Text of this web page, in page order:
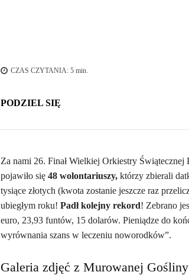
CZAS CZYTANIA: 5 min.
PODZIEL SIĘ
Za nami 26. Finał Wielkiej Orkiestry
pojawiło się 48 wolontariuszy, którzy zbierali
tysiące złotych (kwota zostanie jeszcze raz
ubiegłym roku! Padł kolejny rekord! Zebrano
euro, 23,93 funtów, 15 dolarów. Pieniądze do
wyrównania szans w leczeniu noworodków”.
Galeria zdjęć z Murowanej Gośliny